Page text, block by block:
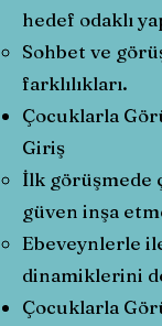
hedef odaklı
Sohbet ve
farklılıkları.
Çocuklarla
Giriş
İlk görüşmede
güven inşa
Ebeveynlerle
dinamiklerini
Çocuklarla